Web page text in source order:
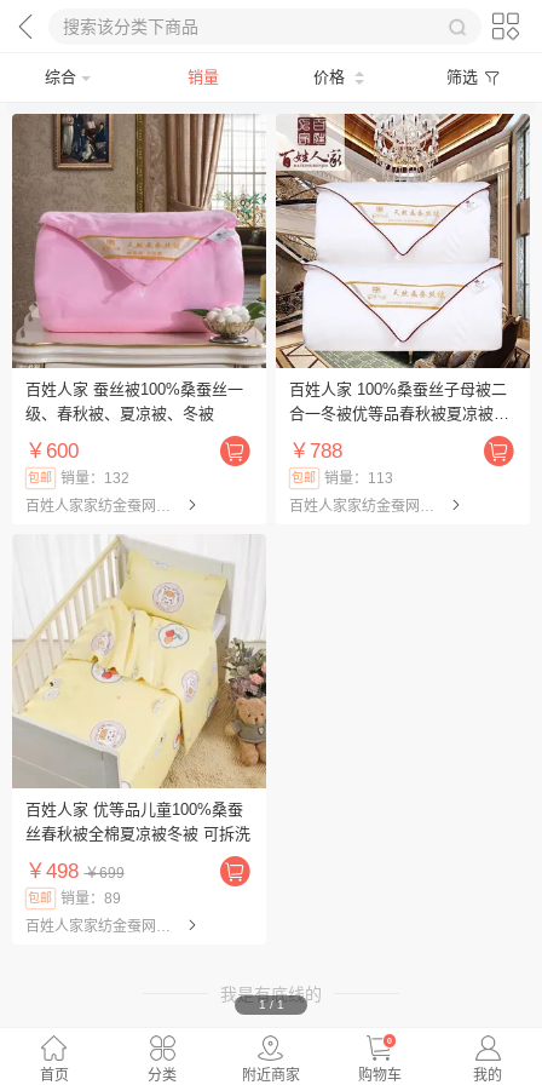
综合 销量 价格 筛选
百姓人家 蚕丝被100%桑蚕丝一
级、春秋被、夏凉被、冬被
￥600
包邮
销量：132
百姓人家家纺金蚕网旗舰店
百姓人家 100%桑蚕丝子母被二
合一冬被优等品春秋被夏凉被蚕
丝被
￥788
包邮
销量：113
百姓人家家纺金蚕网旗舰店
百姓人家 优等品儿童100%桑蚕
丝春秋被全棉夏凉被冬被 可拆洗
￥498 ￥699
包邮
销量：89
百姓人家家纺金蚕网旗舰店
我是有底线的
1/1
首页 分类 附近商家
0
购物车 我的